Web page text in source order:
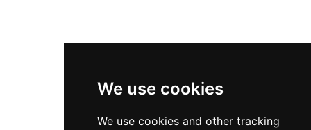
We use cookies
We use cookies and other tracking